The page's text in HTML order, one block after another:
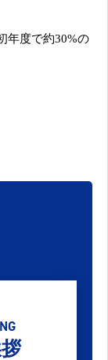
年度で約30%の